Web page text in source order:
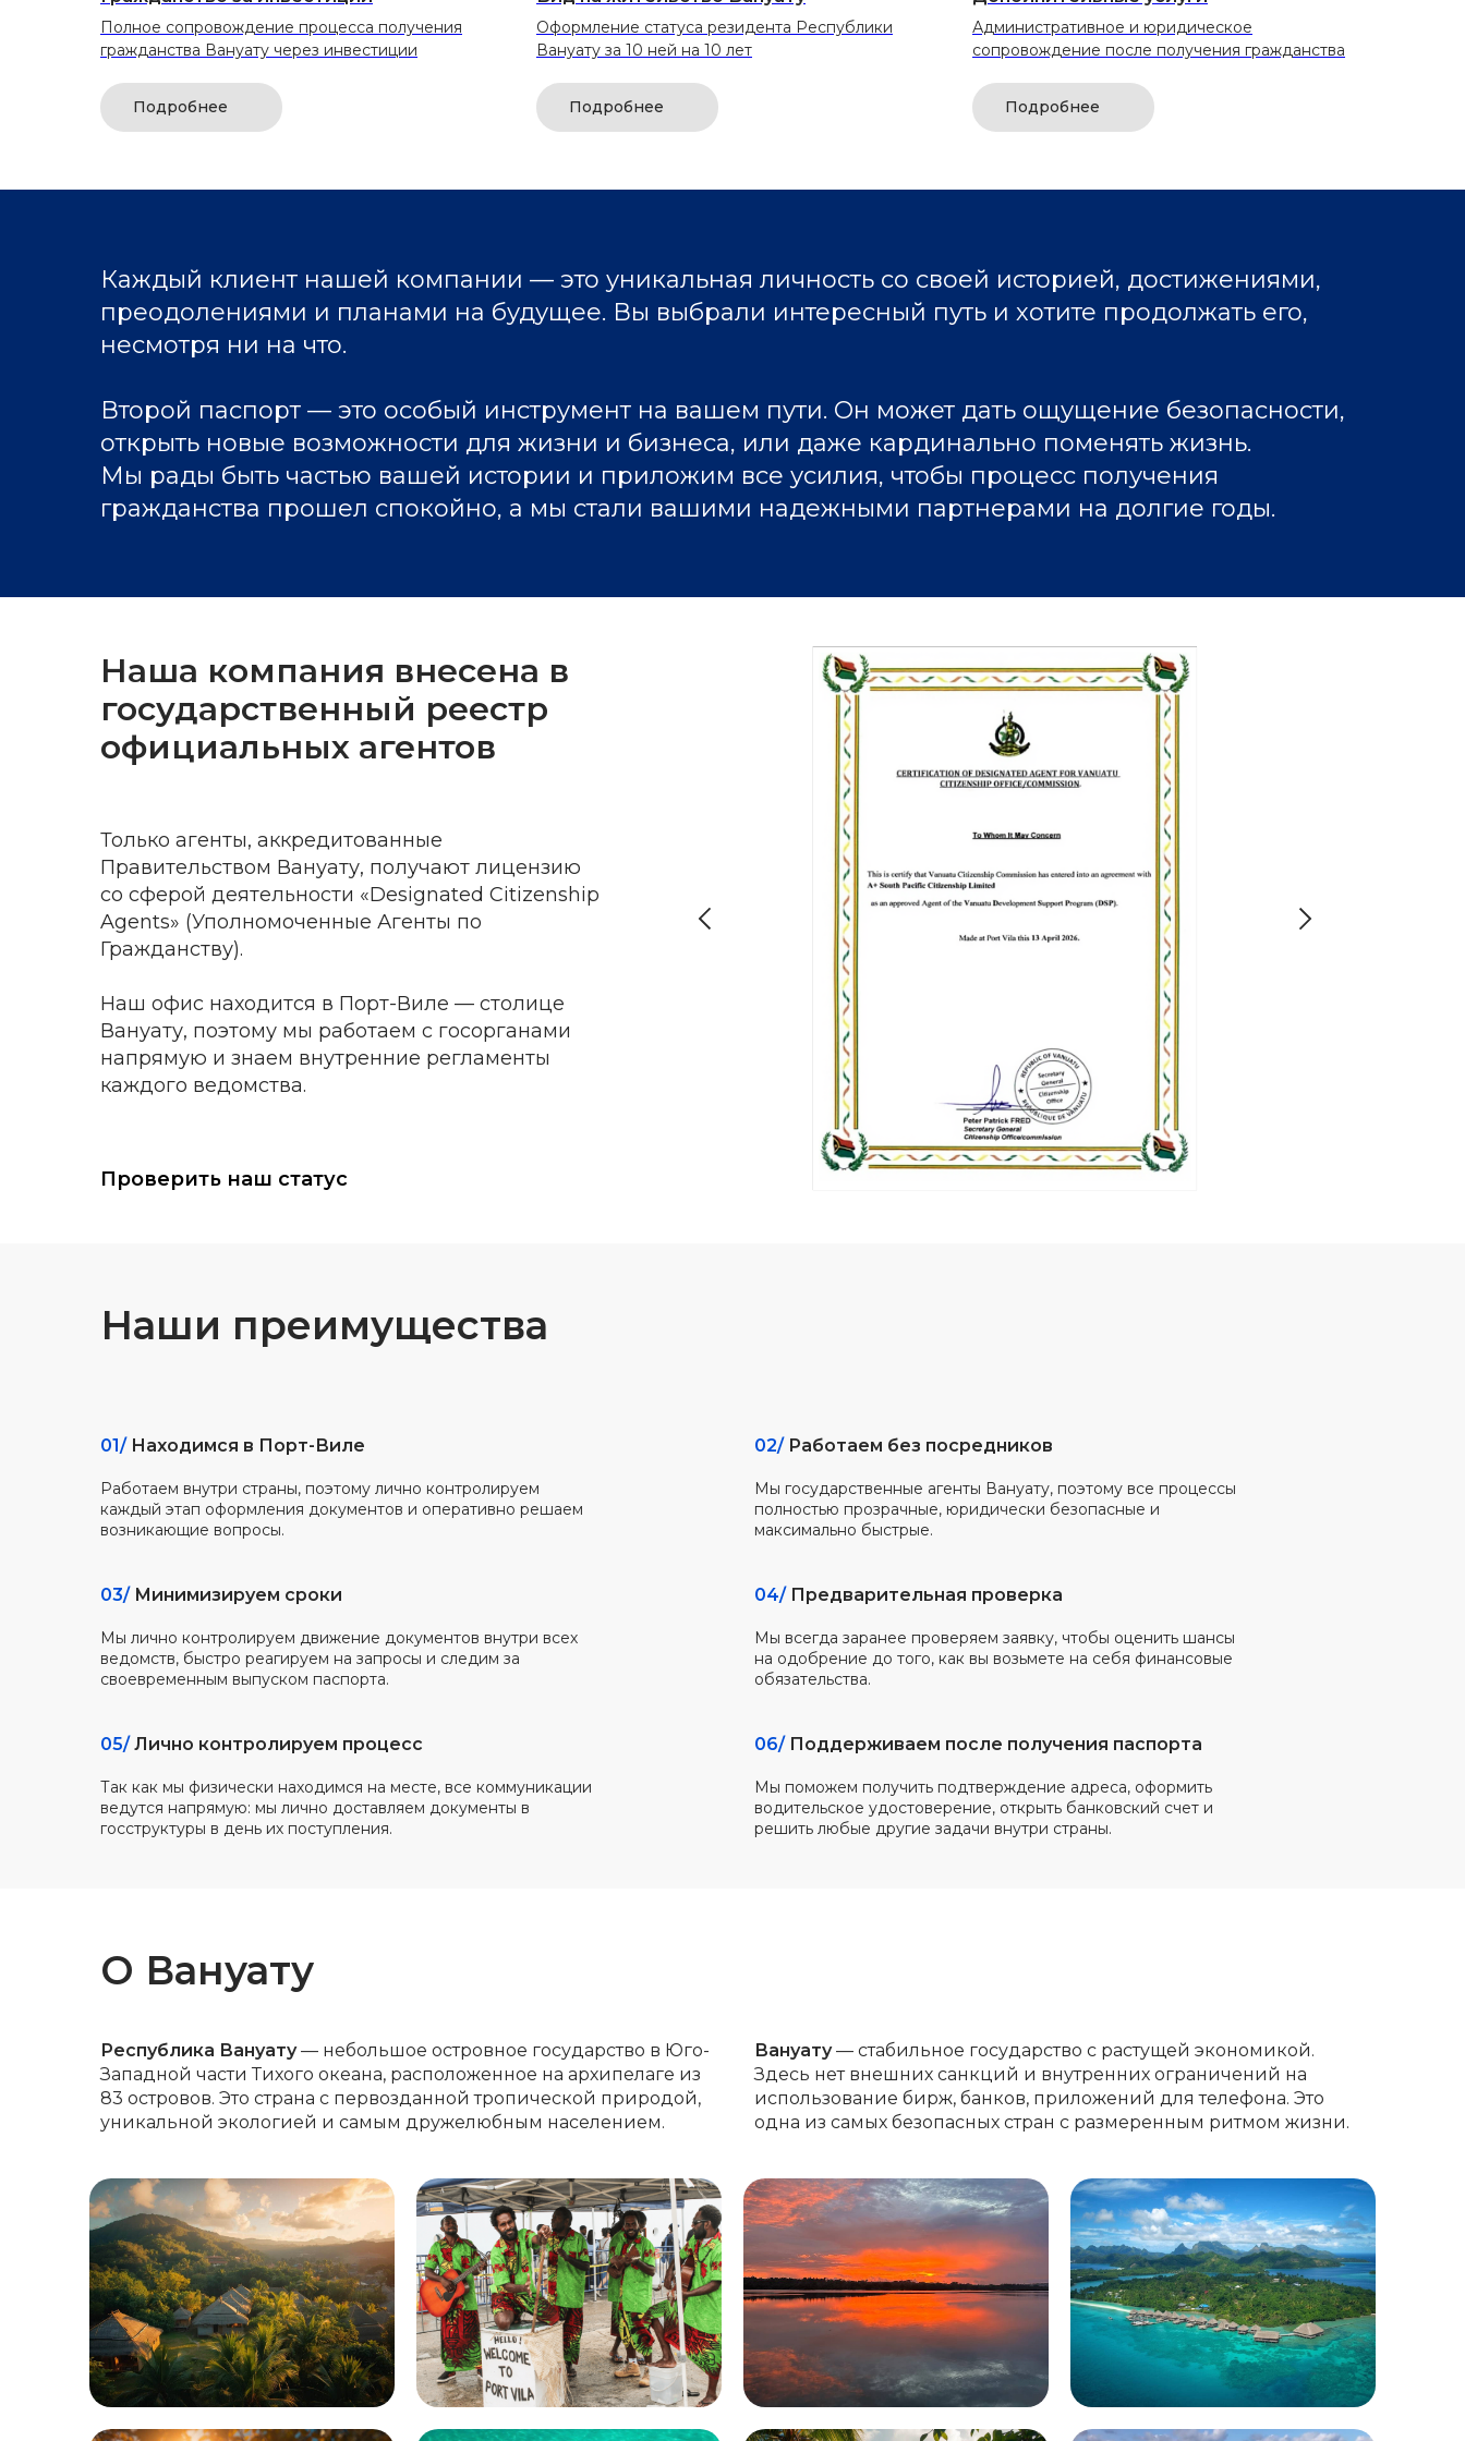
Полное сопровождение процесса получения
гражданства Вануату через инвестиции
Подробнее
Оформление статуса резидента Республики
Вануату за 10 ней на 10 лет
Подробнее
Административное и юридическое
сопровождение после получения гражданства
Подробнее
Каждый клиент нашей компании — это уникальная личность со своей историей, достижениями,
преодолениями и планами на будущее. Вы выбрали интересный путь и хотите продолжать его,
несмотря ни на что.
Второй паспорт — это особый инструмент на вашем пути. Он может дать ощущение безопасности,
открыть новые возможности для жизни и бизнеса, или даже кардинально поменять жизнь.
Мы рады быть частью вашей истории и приложим все усилия, чтобы процесс получения
гражданства прошел спокойно, а мы стали вашими надежными партнерами на долгие годы.
Наша компания внесена в
государственный реестр
официальных агентов
Только агенты, аккредитованные
Правительством Вануату, получают лицензию
со сферой деятельности «Designated Citizenship
Agents» (Уполномоченные Агенты по
Гражданству).
Наш офис находится в Порт-Виле — столице
Вануату, поэтому мы работаем с госорганами
напрямую и знаем внутренние регламенты
каждого ведомства.
Проверить наш статус
Наши преимущества
01/ Находимся в Порт-Виле
Работаем внутри страны, поэтому лично контролируем
каждый этап оформления документов и оперативно решаем
возникающие вопросы.
02/ Работаем без посредников
Мы государственные агенты Вануату, поэтому все процессы
полностью прозрачные, юридически безопасные и
максимально быстрые.
03/ Минимизируем сроки
Мы лично контролируем движение документов внутри всех
ведомств, быстро реагируем на запросы и следим за
своевременным выпуском паспорта.
04/ Предварительная проверка
Мы всегда заранее проверяем заявку, чтобы оценить шансы
на одобрение до того, как вы возьмете на себя финансовые
обязательства.
05/Лично контролируем процесс
Так как мы физически находимся на месте, все коммуникации
ведутся напрямую: мы лично доставляем документы в
госструктуры в день их поступления.
06/Поддерживаем после получения паспорта
Мы поможем получить подтверждение адреса, оформить
водительское удостоверение, открыть банковский счет и
решить любые другие задачи внутри страны.
О Вануату
Республика Вануату— небольшое островное государство в Юго-
Западной части Тихого океана, расположенное на архипелаге из
83 островов. Это страна с первозданной тропической природой,
уникальной экологией и самым дружелюбным населением.
Вануату— стабильное государство с растущей экономикой.
Здесь нет внешних санкций и внутренних ограничений на
использование бирж, банков, приложений для телефона. Это
одна из самых безопасных стран с размеренным ритмом жизни.